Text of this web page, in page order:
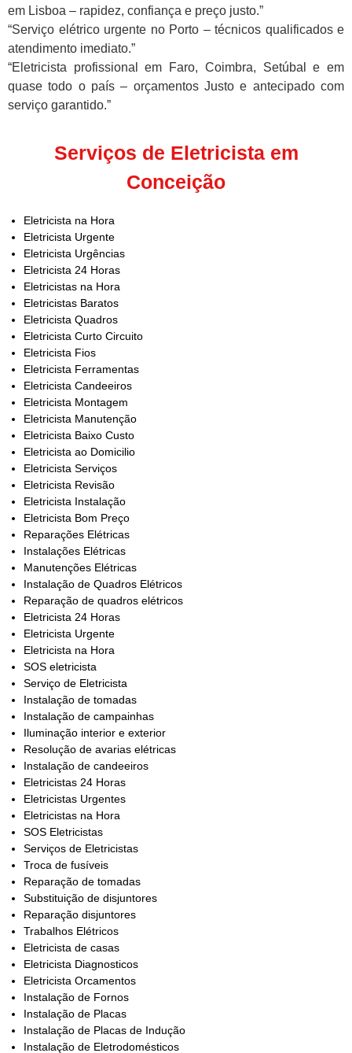
em Lisboa – rapidez, confiança e preço justo.”
“Serviço elétrico urgente no Porto – técnicos qualificados e
atendimento imediato.”
“Eletricista profissional em Faro, Coimbra, Setúbal e em
quase todo o país – orçamentos Justo e antecipado com
serviço garantido.”
Serviços de Eletricista em
Conceição
Eletricista na Hora
Eletricista Urgente
Eletricista Urgências
Eletricista 24 Horas
Eletricistas na Hora
Eletricistas Baratos
Eletricista Quadros
Eletricista Curto Circuito
Eletricista Fios
Eletricista Ferramentas
Eletricista Candeeiros
Eletricista Montagem
Eletricista Manutenção
Eletricista Baixo Custo
Eletricista ao Domicilio
Eletricista Serviços
Eletricista Revisão
Eletricista Instalação
Eletricista Bom Preço
Reparações Elétricas
Instalações Elétricas
Manutenções Elétricas
Instalação de Quadros Elétricos
Reparação de quadros elétricos
Eletricista 24 Horas
Eletricista Urgente
Eletricista na Hora
SOS eletricista
Serviço de Eletricista
Instalação de tomadas
Instalação de campainhas
Iluminação interior e exterior
Resolução de avarias elétricas
Instalação de candeeiros
Eletricistas 24 Horas
Eletricistas Urgentes
Eletricistas na Hora
SOS Eletricistas
Serviços de Eletricistas
Troca de fusíveis
Reparação de tomadas
Substituição de disjuntores
Reparação disjuntores
Trabalhos Elétricos
Eletricista de casas
Eletricista Diagnosticos
Eletricista Orcamentos
Instalação de Fornos
Instalação de Placas
Instalação de Placas de Indução
Instalação de Eletrodomésticos